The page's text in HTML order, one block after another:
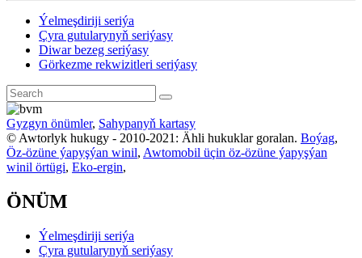
Ýelmeşdiriji seriýa
Çyra gutularynyň seriýasy
Diwar bezeg seriýasy
Görkezme rekwizitleri seriýasy
Gyzgyn önümler, Sahypanyň kartasy
© Awtorlyk hukugy - 2010-2021: Ähli hukuklar goralan. Boýag,
Öz-özüne ýapyşýan winil, Awtomobil üçin öz-özüne ýapyşýan
winil örtügi, Eko-ergin,
ÖNÜM
Ýelmeşdiriji seriýa
Çyra gutularynyň seriýasy